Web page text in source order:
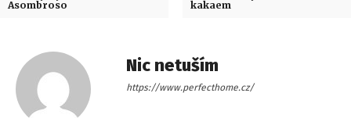
Asombroso
kakaem
Nic netuším
https://www.perfecthome.cz/